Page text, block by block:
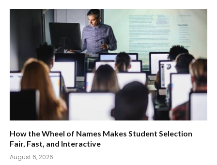
How the Wheel of Names Makes Student Selection
Fair, Fast, and Interactive
August 6, 2026